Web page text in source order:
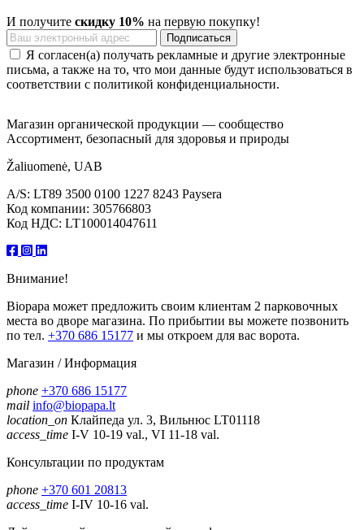
И получите скидку 10% на первую покупку!
Я согласен(а) получать рекламные и другие электронные
письма, а также на то, что мои данные будут использоваться в
соответствии с политикой конфиденциальности.
Магазин органической продукции — сообщество
Ассортимент, безопасный для здоровья и природы
Žaliuomenė, UAB
A/S: LT89 3500 0100 1227 8243 Paysera
Код компании: 305766803
Код НДС: LT100014047611
Внимание!
Biopapa может предложить своим клиентам 2 парковочных
места во дворе магазина. По прибытии вы можете позвонить
по тел. +370 686 15177 и мы откроем для вас ворота.
Магазин / Информация
phone +370 686 15177
mail info@biopapa.lt
location_on Клайпеда ул. 3, Вильнюс LT01118
access_time I-V 10-19 val., VI 11-18 val.
Консультации по продуктам
phone +370 601 20813
access_time I-IV 10-16 val.